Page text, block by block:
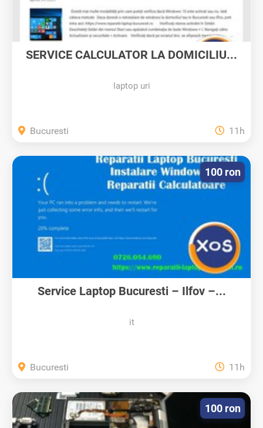
SERVICE CALCULATOR LA DOMICILIU...
laptop uri
Bucuresti 11h
Service Laptop Bucuresti – Ilfov –...
it
100 ron
Bucuresti 11h
100 ron